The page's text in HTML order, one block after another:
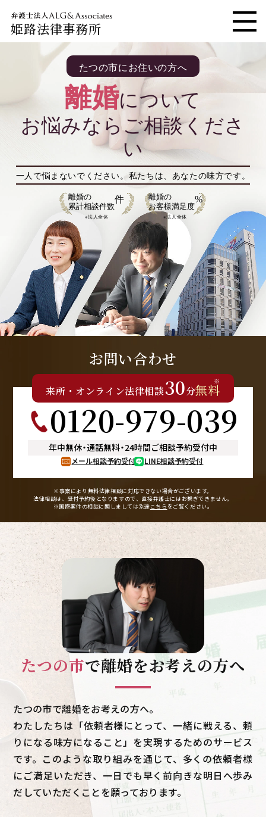
姫路法律事務所 メニ
たつの市にお住いの方へ
離婚について
お悩みならご相談くださ
い
一人で悩まないでください。 私たちは、あなたの味方です。
離婚の
累計相談件数
件
※法人全体
離婚の
お客様満足度
%
※法人全体
お問い合わせ
来所 ・ オンライン法律相談30分無料
※
0120-979-039
年中無休・通話無料・24時間ご相談予約受付中
メール相談予約受付 LINE相談予約受付
※事案により無料法律相談に対応できない場合がございます。
法律相談は、受付予約後となりますので、 直接弁護士にはお繋ぎできません。
※国際案件の相談に関しましては別途こちら をご覧ください。
たつの市で離婚をお考えの方へ
たつの市で離婚をお考えの方へ。
わたしたちは「依頼者様にとって、一緒に戦える、頼
りになる味方になること」を実現するためのサービス
です。このような取り組みを通じて、多くの依頼者様
にご満足いただき、一日でも早く前向きな明日へ歩み
だしていただくことを願っております。